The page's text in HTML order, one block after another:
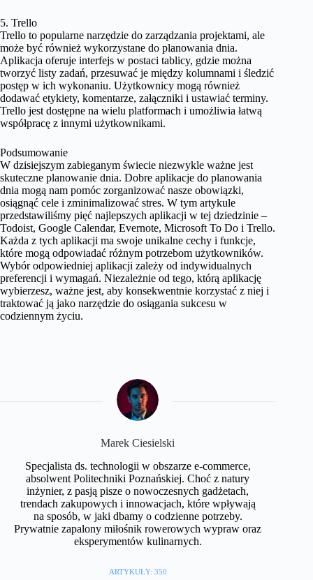
5. Trello
Trello to popularne narzędzie do zarządzania projektami, ale
może być również wykorzystane do planowania dnia.
Aplikacja oferuje interfejs w postaci tablicy, gdzie można
tworzyć listy zadań, przesuwać je między kolumnami i śledzić
postęp w ich wykonaniu. Użytkownicy mogą również
dodawać etykiety, komentarze, załączniki i ustawiać terminy.
Trello jest dostępne na wielu platformach i umożliwia łatwą
współpracę z innymi użytkownikami.
Podsumowanie
W dzisiejszym zabieganym świecie niezwykle ważne jest
skuteczne planowanie dnia. Dobre aplikacje do planowania
dnia mogą nam pomóc zorganizować nasze obowiązki,
osiągnąć cele i zminimalizować stres. W tym artykule
przedstawiliśmy pięć najlepszych aplikacji w tej dziedzinie –
Todoist, Google Calendar, Evernote, Microsoft To Do i Trello.
Każda z tych aplikacji ma swoje unikalne cechy i funkcje,
które mogą odpowiadać różnym potrzebom użytkowników.
Wybór odpowiedniej aplikacji zależy od indywidualnych
preferencji i wymagań. Niezależnie od tego, którą aplikację
wybierzesz, ważne jest, aby konsekwentnie korzystać z niej i
traktować ją jako narzędzie do osiągania sukcesu w
codziennym życiu.
Marek Ciesielski
Specjalista ds. technologii w obszarze e-commerce,
absolwent Politechniki Poznańskiej. Choć z natury
inżynier, z pasją pisze o nowoczesnych gadżetach,
trendach zakupowych i innowacjach, które wpływają
na sposób, w jaki dbamy o codzienne potrzeby.
Prywatnie zapalony miłośnik rowerowych wypraw oraz
eksperymentów kulinarnych.
ARTYKUŁY: 350